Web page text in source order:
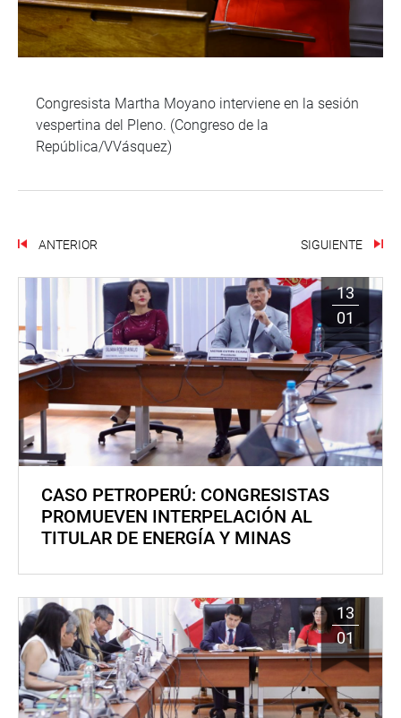
Congresista Martha Moyano interviene en la sesión
vespertina del Pleno. (Congreso de la
República/VVásquez)
ANTERIOR SIGUIENTE
13
01
CASO PETROPERÚ: CONGRESISTAS
PROMUEVEN INTERPELACIÓN AL
TITULAR DE ENERGÍA Y MINAS
13
01